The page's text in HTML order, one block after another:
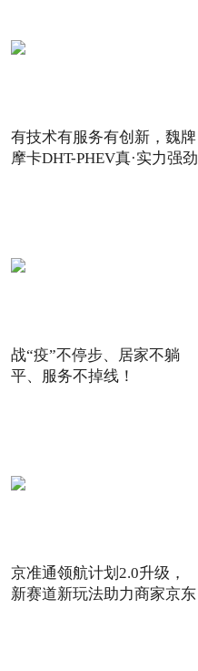
有技术有服务有创新，魏牌
摩卡DHT-PHEV真·实力强劲
战“疫”不停步、居家不躺
平、服务不掉线！
京准通领航计划2.0升级，
新赛道新玩法助力商家京东